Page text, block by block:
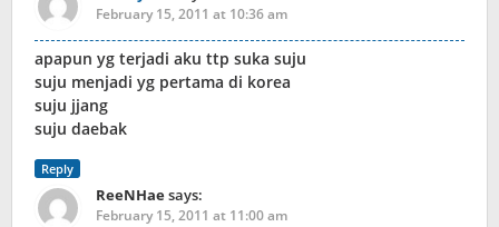
February 15, 2011 at 10:36 am
apapun yg terjadi aku ttp suka suju
suju menjadi yg pertama di korea
suju jjang
suju daebak
Reply
ReeNHaesays:
February 15, 2011 at 11:00 am